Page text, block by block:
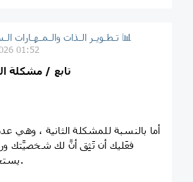
💡تـطـويـر الـذات والـمـهـارات الـسـلـوكـيـة 📊
01:52
تابع / مشكلة
أما بالنسبة للمشكلة الثانية ، وهي
فعَليك أن تَثِق أنَّ لك شخصيَّتك
يستحقُّ أن تُفيد به الآخَرين.